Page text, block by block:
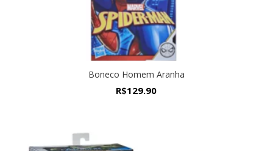
Boneco Homem Aranha
R$129.90